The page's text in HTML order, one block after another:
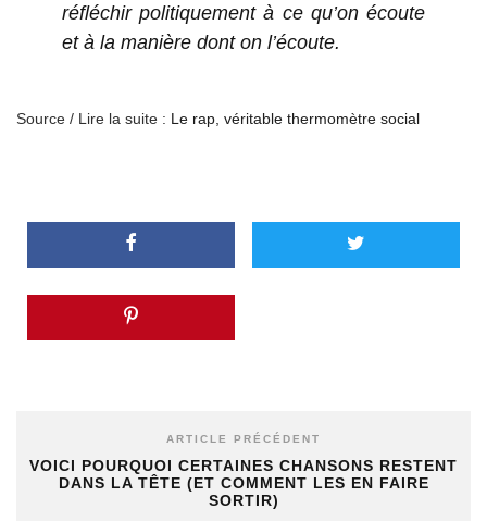
réfléchir politiquement à ce qu’on écoute
et à la manière dont on l’écoute.
Source / Lire la suite : Le rap, véritable thermomètre social
ARTICLE PRÉCÉDENT
VOICI POURQUOI CERTAINES CHANSONS RESTENT
DANS LA TÊTE (ET COMMENT LES EN FAIRE
SORTIR)